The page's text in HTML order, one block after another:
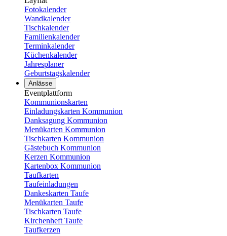
Fotokalender
Wandkalender
Tischkalender
Familienkalender
Terminkalender
Küchenkalender
Jahresplaner
Geburtstagskalender
Anlässe
Eventplattform
Kommunionskarten
Einladungskarten Kommunion
Danksagung Kommunion
Menükarten Kommunion
Tischkarten Kommunion
Gästebuch Kommunion
Kerzen Kommunion
Kartenbox Kommunion
Taufkarten
Taufeinladungen
Dankeskarten Taufe
Menükarten Taufe
Tischkarten Taufe
Kirchenheft Taufe
Taufkerzen